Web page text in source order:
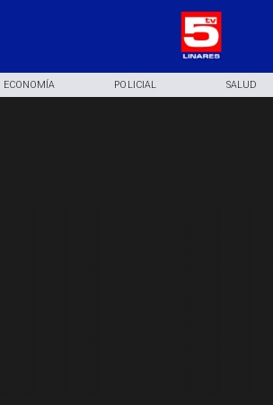
ECONOMÍA POLICIAL SALUD